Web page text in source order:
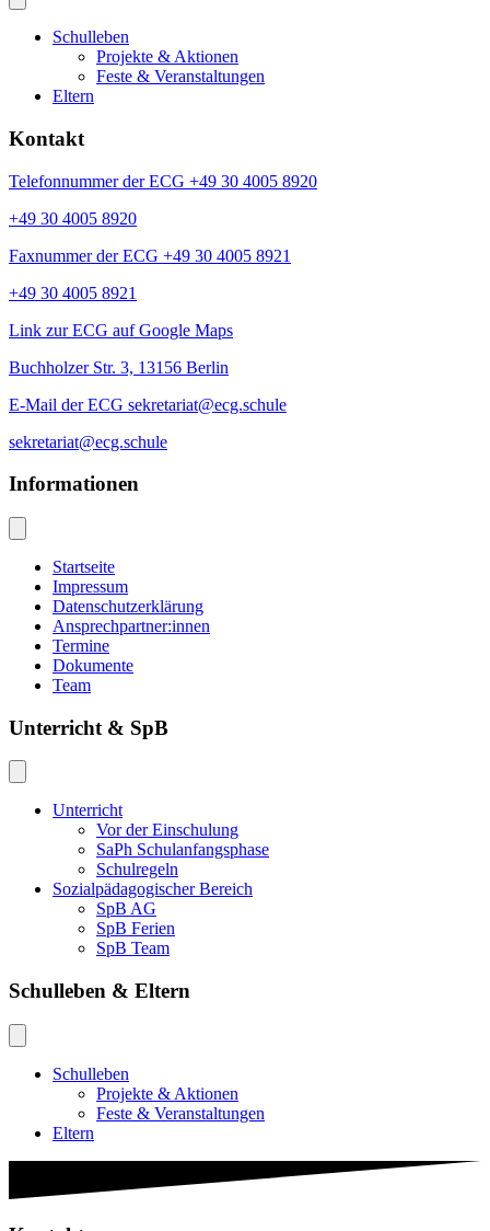
Schulleben
Projekte & Aktionen
Feste & Veranstaltungen
Eltern
Kontakt
Telefonnummer der ECG +49 30 4005 8920
+49 30 4005 8920
Faxnummer der ECG +49 30 4005 8921
+49 30 4005 8921
Link zur ECG auf Google Maps
Buchholzer Str. 3, 13156 Berlin
E-Mail der ECG sekretariat@ecg.schule
sekretariat@ecg.schule
Informationen
Startseite
Impressum
Datenschutzerklärung
Ansprechpartner:innen
Termine
Dokumente
Team
Unterricht & SpB
Unterricht
Vor der Einschulung
SaPh Schulanfangsphase
Schulregeln
Sozialpädagogischer Bereich
SpB AG
SpB Ferien
SpB Team
Schulleben & Eltern
Schulleben
Projekte & Aktionen
Feste & Veranstaltungen
Eltern